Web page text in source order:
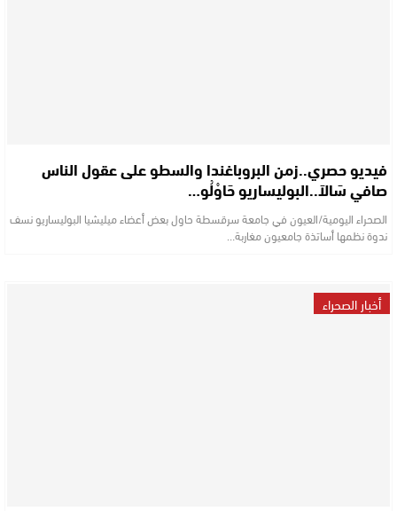
فيديو حصري..زمن البروباغندا والسطو على عقول الناس
صافي سَالاَ..البوليساريو حَاوْلُو…
الصحراء اليومية/العيون في جامعة سرقسطة حاول بعض أعضاء ميليشيا البوليساريو نسف
ندوة نظمها أساتذة جامعيون مغاربة…
أخبار الصحراء